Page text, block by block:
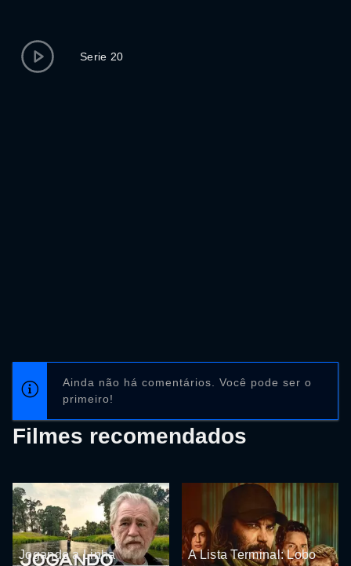
Serie 20
Ainda não há comentários. Você pode ser o
primeiro!
Filmes recomendados
Jogando a Linha
A Lista Terminal: Lobo